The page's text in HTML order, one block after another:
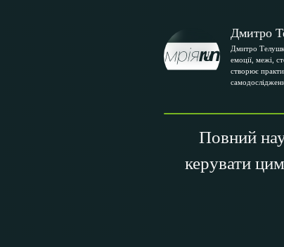
Дмитро
Дмитро
емоції, межі,
створює
Повний
керувати